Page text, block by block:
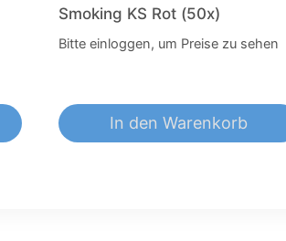
Smoking KS Rot (50x)
Bitte einloggen, um Preise zu sehen
In den Warenkorb